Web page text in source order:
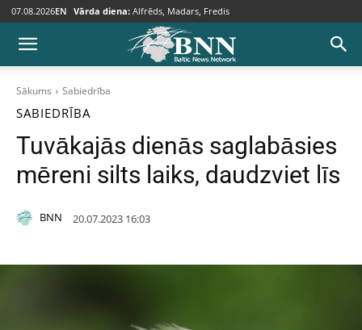
07.08.2026EN Vārda diena: Alfrēds, Madars, Fredis
Sākums Sabiedrība
SABIEDRĪBA
Tuvākajās dienās saglabāsies
mēreni silts laiks, daudzviet līs
BNN 20.07.2023 16:03